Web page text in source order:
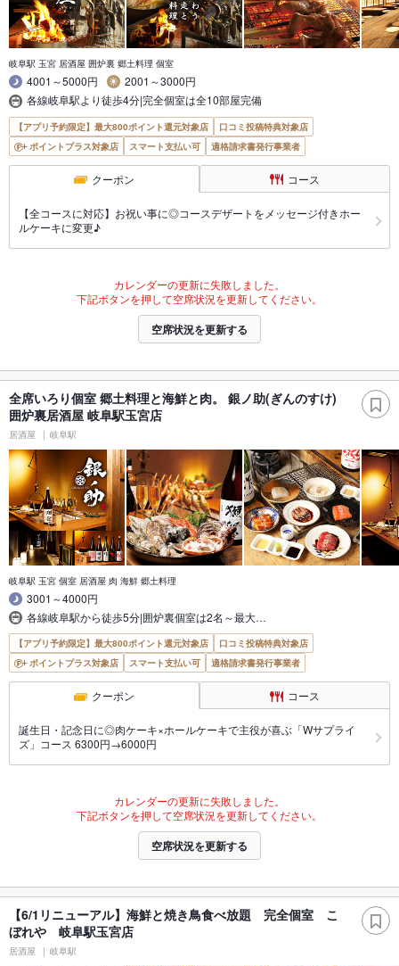
岐阜駅 玉宮 居酒屋 囲炉裏 郷土料理 個室
4001～5000円
2001～3000円
各線岐阜駅より徒歩4分|完全個室は全10部屋完備
【アプリ予約限定】最大800ポイント還元対象店
口コミ投稿特典対象店
ポイントプラス対象店
スマート支払い可 適格請求書発行事業者
クーポン コース
【全コースに対応】お祝い事に◎コースデザートをメッセージ付きホー
ルケーキに変更♪
カレンダーの更新に失敗しました。
下記ボタンを押して空席状況を更新してください。
空席状況を更新する
全席いろり個室 郷土料理と海鮮と肉。 銀ノ助(ぎんのすけ)
囲炉裏居酒屋 岐阜駅玉宮店
居酒屋 岐阜駅
岐阜駅 玉宮 個室 居酒屋 肉 海鮮 郷土料理
3001～4000円
各線岐阜駅から徒歩5分|囲炉裏個室は2名～最大…
【アプリ予約限定】最大800ポイント還元対象店
口コミ投稿特典対象店
ポイントプラス対象店
スマート支払い可 適格請求書発行事業者
クーポン コース
誕生日・記念日に◎肉ケーキ×ホールケーキで主役が喜ぶ「Wサプライ
ズ」コース 6300円→6000円
カレンダーの更新に失敗しました。
下記ボタンを押して空席状況を更新してください。
空席状況を更新する
【6/1リニューアル】海鮮と焼き鳥食べ放題 完全個室 こ
ぼれや 岐阜駅玉宮店
居酒屋 岐阜駅